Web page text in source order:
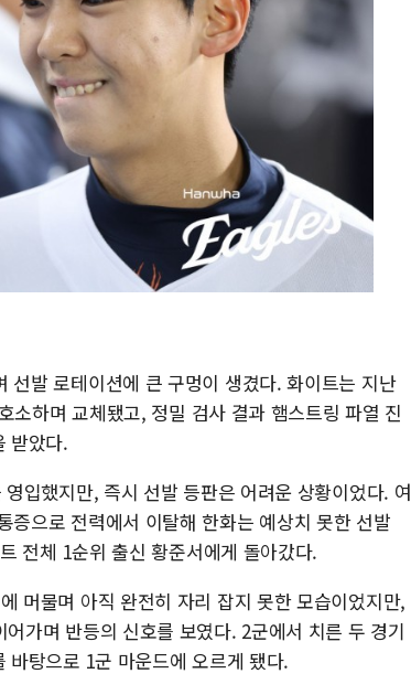
발 로테이션에 큰 구멍이 생겼다. 화이트는 지난
하며 교체됐고, 정밀 검사 결과 햄스트링 파열 진
받았다.
입했지만, 즉시 선발 등판은 어려운 상황이었다. 여
으로 전력에서 이탈해 한화는 예상치 못한 선발
전체 1순위 출신 황준서에게 돌아갔다.
머물며 아직 완전히 자리 잡지 못한 모습이었지만,
가며 반등의 신호를 보였다. 2군에서 치른 두 경기
탕으로 1군 마운드에 오르게 됐다.